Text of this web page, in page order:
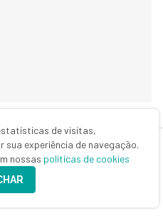
de debêntures não
antes do fim o prazo e
regressiva de Imposto
o CDB.
de visitas,
sua experiência de navegação.
nossas políticas de cookies